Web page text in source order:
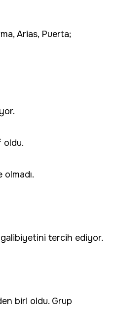
Arias, Puerta;
oldu.
olmadı.
galibiyetini tercih ediyor.
biri oldu. Grup